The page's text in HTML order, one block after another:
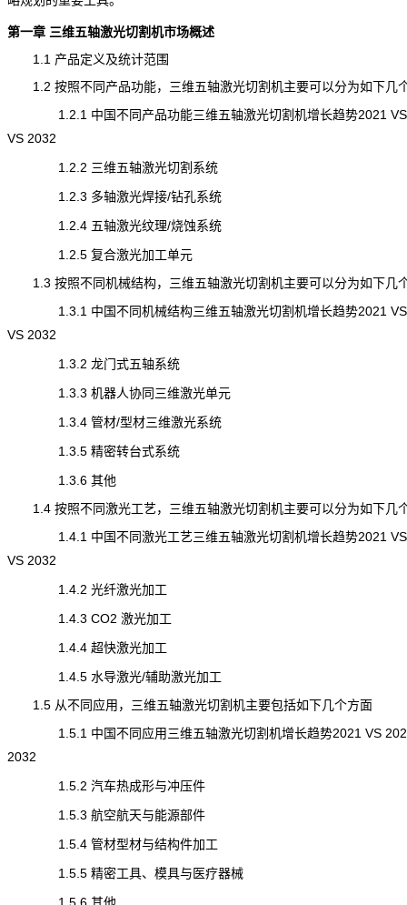
第一章 三维五轴激光切割机市场概述
1.1 产品定义及统计范围
1.2 按照不同产品功能，三维五轴激光切割机主要可以分为如下几
1.2.1 中国不同产品功能三维五轴激光切割机增长趋势2021 VS
VS 2032
1.2.2 三维五轴激光切割系统
1.2.3 多轴激光焊接/钻孔系统
1.2.4 五轴激光纹理/烧蚀系统
1.2.5 复合激光加工单元
1.3 按照不同机械结构，三维五轴激光切割机主要可以分为如下几
1.3.1 中国不同机械结构三维五轴激光切割机增长趋势2021 VS
VS 2032
1.3.2 龙门式五轴系统
1.3.3 机器人协同三维激光单元
1.3.4 管材/型材三维激光系统
1.3.5 精密转台式系统
1.3.6 其他
1.4 按照不同激光工艺，三维五轴激光切割机主要可以分为如下几
1.4.1 中国不同激光工艺三维五轴激光切割机增长趋势2021 VS
VS 2032
1.4.2 光纤激光加工
1.4.3 CO2 激光加工
1.4.4 超快激光加工
1.4.5 水导激光/辅助激光加工
1.5 从不同应用，三维五轴激光切割机主要包括如下几个方面
1.5.1 中国不同应用三维五轴激光切割机增长趋势2021 VS
2032
1.5.2 汽车热成形与冲压件
1.5.3 航空航天与能源部件
1.5.4 管材型材与结构件加工
1.5.5 精密工具、模具与医疗器械